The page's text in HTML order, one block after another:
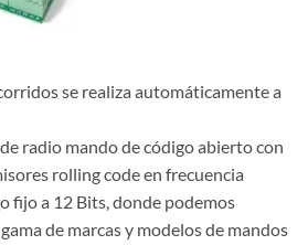
se realiza automáticamente a
radio mando de código abierto con
rolling code en frecuencia
fijo a 12 Bits, donde podemos
de marcas y modelos de mandos